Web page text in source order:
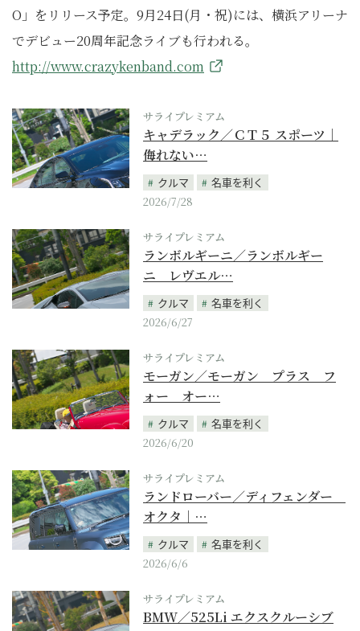
O」をリリース予定。9月24日(月・祝)には、横浜アリーナ
でデビュー20周年記念ライブも行われる。
http://www.crazykenband.com
サライプレミアム
キャデラック／ＣＴ５ スポーツ｜
侮れない…
クルマ
名車を利く
2026/7/28
サライプレミアム
ランボルギーニ／ランボルギー
ニ レヴエル…
クルマ
名車を利く
2026/6/27
サライプレミアム
モーガン／モーガン プラス フ
ォー オー…
クルマ
名車を利く
2026/6/20
サライプレミアム
ランドローバー／ディフェンダー
オクタ｜…
クルマ
名車を利く
2026/6/6
サライプレミアム
BMW／525Li エクスクルーシブ